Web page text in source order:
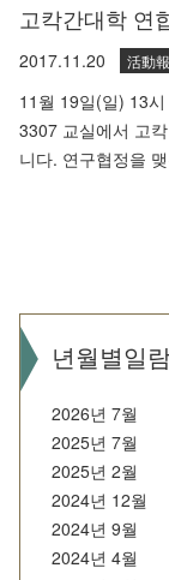
고칵간대학
2017.11.20 活動
11월 19일(일) 13
3307 교실에서 고
니다. 연구협정을
년월별일
2026년 7월
2025년 7월
2025년 2월
2024년 12월
2024년 9월
2024년 4월